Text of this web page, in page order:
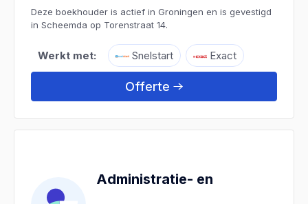
Deze boekhouder is actief in Groningen en is gevestigd
in Scheemda op Torenstraat 14.
Werkt met: Snelstart Exact
Offerte
Administratie- en